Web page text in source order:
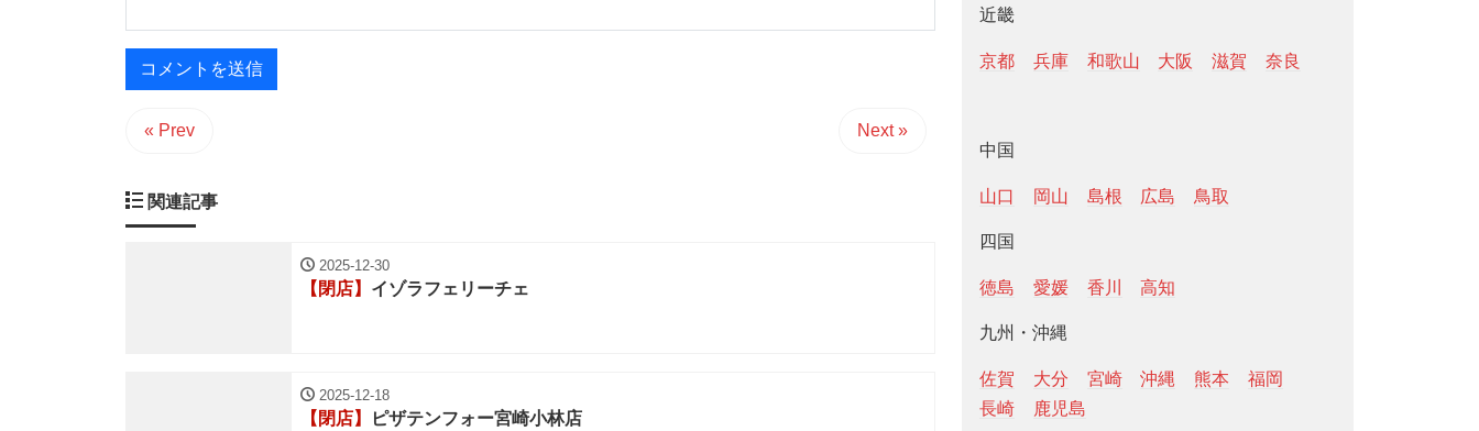
« Prev Next »
関連記事
2025-12-30
【閉店】 イゾラフェリーチェ
2025-12-18
【閉店】 ピザテンフォー宮崎小林店
近畿
京都 兵庫 和歌山 大阪 滋賀 奈良
中国
山口 岡山 島根 広島 鳥取
四国
徳島 愛媛 香川 高知
九州・沖縄
佐賀 大分 宮崎 沖縄 熊本
福岡
長崎
鹿児島